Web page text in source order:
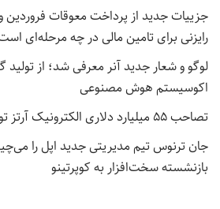
جزییات جدید از پرداخت معوقات
رایزنی برای تامین مالی در چه مرحله‌ای
لوگو و شعار جدید آنر معرفی شد؛ از
اکوسیستم هوش مصنوعی
تصاحب ۵۵ میلیارد دلاری الکترونیک آرتز توسط عربستان نهایی شد
جان ترنوس تیم مدیریتی جدید اپل را
بازنشسته سخت‌افزار به کوپرتینو